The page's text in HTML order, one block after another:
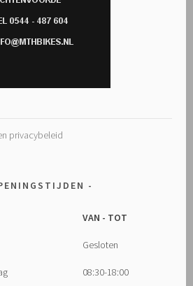
privacybeleid
VAN - TOT
Gesloten
08:30-18:00